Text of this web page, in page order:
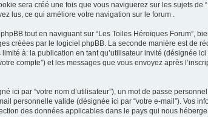
sera créé une fois que vous naviguerez sur les sujets de
lus, ce qui améliore votre navigation sur le forum .
tout en naviguant sur “Les Toiles Héroïques Forum”,
créées par le logiciel phpBB. La seconde manière est de
à: la publication en tant qu’utilisateur invité (désignée ici
compte”) et les messages que vous envoyez après
ici par “votre nom d’utilisateur”), un mot de passe
personnelle valide (désignée ici par “votre e-mail”). Vos
des données applicables dans le pays qui nous